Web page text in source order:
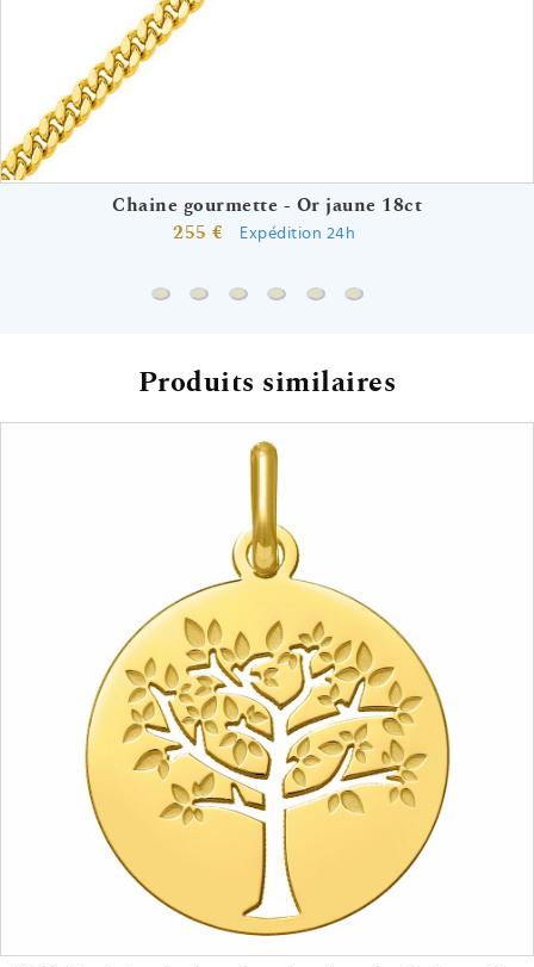
Chaine gourmette - Or jaune 18ct
255 €
Expédition 24h
Produits similaires